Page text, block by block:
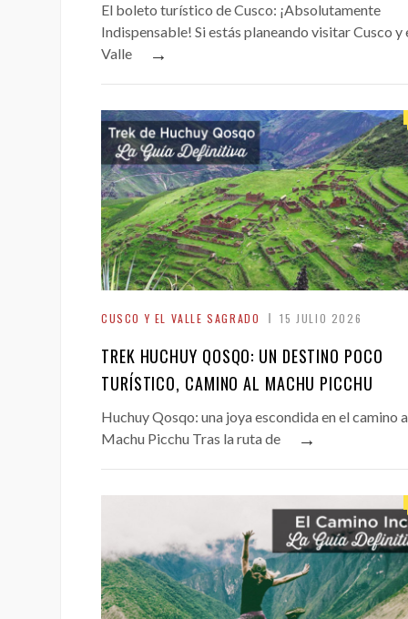
El boleto turístico de Cusco: ¡Absolutamente
Indispensable! Si estás planeando visitar Cusco y
Valle
→
CUSCO Y EL VALLE SAGRADO 15 JULIO 2026
TREK HUCHUY QOSQO: UN DESTINO POCO
TURÍSTICO, CAMINO AL MACHU PICCHU
Huchuy Qosqo: una joya escondida en el camino
Machu Picchu Tras la ruta de
→